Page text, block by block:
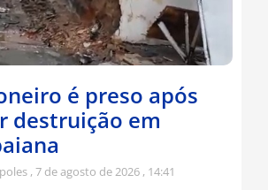
é preso após
destruição em
7 de agosto de 2026 14:41